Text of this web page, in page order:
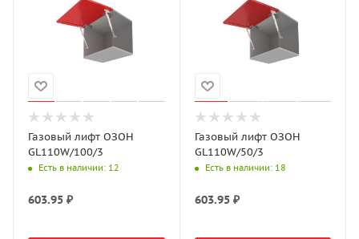
Газовый лифт ОЗОН
GL110W/100/3
Есть в наличии: 12
603.95 ₽
Газовый лифт ОЗОН
GL110W/50/3
Есть в наличии: 18
603.95₽